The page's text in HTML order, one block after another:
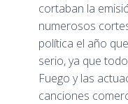
cortaban la
numerosos
política el año
serio, ya que
Fuego y las
canciones